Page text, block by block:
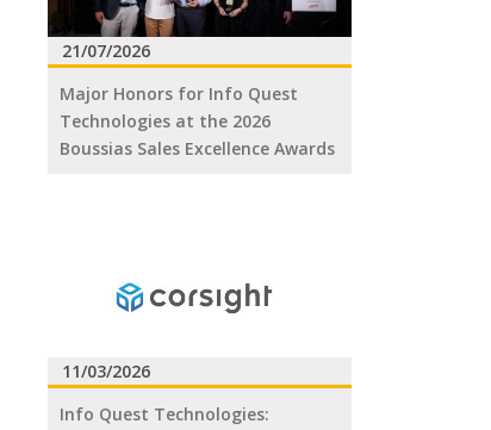
21/07/2026
Major Honors for Info Quest
Technologies at the 2026
Boussias Sales Excellence Awards
11/03/2026
Info Quest Technologies: